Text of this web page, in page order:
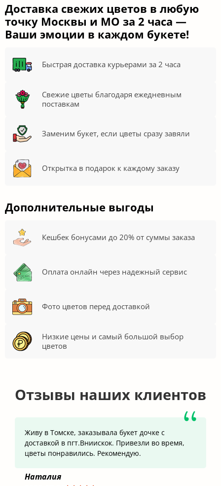
Доставка свежих цветов в любую
точку Москвы и МО за 2 часа —
Ваши эмоции в каждом букете!
Быстрая доставка курьерами за 2 часа
Свежие цветы благодаря ежедневным
поставкам
Заменим букет, если цветы сразу завяли
Открытка в подарок к каждому заказу
Дополнительные выгоды
Кешбек бонусами до 20% от суммы заказа
Оплата онлайн через надежный сервис
Фото цветов перед доставкой
Низкие цены и самый большой выбор
цветов
Отзывы наших клиентов
Живу в Томске, заказывала букет дочке с
доставкой в пгт.Вниискок. Привезли во время,
цветы понравились. Рекомендую.
Наталия